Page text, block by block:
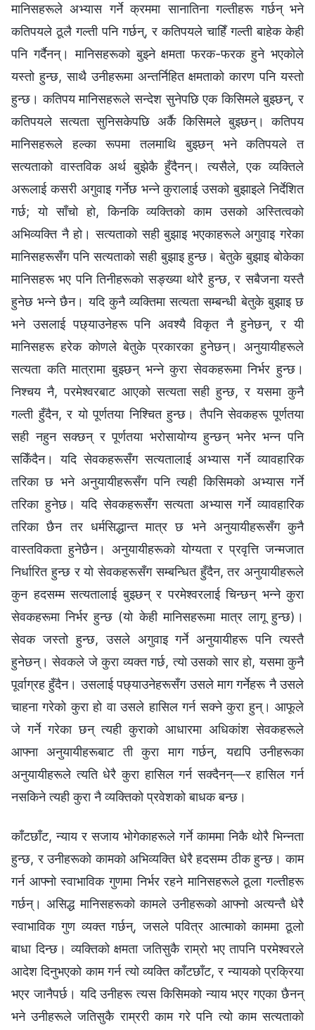
मानिसहरूले अभ्यास गर्ने क्रममा सानातिना गल्तीहरू गर्छन् भने
कतिपयले ठूलै गल्ती पनि गर्छन्, र कतिपयले चाहिँ गल्ती बाहेक केही
पनि गर्दैनन्। मानिसहरूको बुझ्‍ने क्षमता फरक-फरक हुने भएकोले
यस्तो हुन्छ, साथै उनीहरूमा अन्तर्निहित क्षमताको कारण पनि यस्तो
हुन्छ। कतिपय मानिसहरूले सन्देश सुनेपछि एक किसिमले बुझ्छन्, र
कतिपयले सत्यता सुनिसकेपछि अर्कै किसिमले बुझ्छन्। कतिपय
मानिसहरूले हल्का रूपमा तलमाथि बुझ्छन् भने कतिपयले त
सत्यताको वास्तविक अर्थ बुझेकै हुँदैनन्। त्यसैले, एक व्यक्तिले
अरूलाई कसरी अगुवाइ गर्नेछ भन्‍ने कुरालाई उसको बुझाइले निर्देशित
गर्छ; यो साँचो हो, किनकि व्यक्तिको काम उसको अस्तित्वको
अभिव्यक्ति नै हो। सत्यताको सही बुझाइ भएकाहरूले अगुवाइ गरेका
मानिसहरूसँग पनि सत्यताको सही बुझाइ हुन्छ। बेतुके बुझाइ बोकेका
मानिसहरू भए पनि तिनीहरूको सङ्ख्या थोरै हुन्छ, र सबैजना यस्तै
हुनेछ भन्‍ने छैन। यदि कुनै व्यक्तिमा सत्यता सम्‍बन्धी बेतुके बुझाइ छ
भने उसलाई पछ्याउनेहरू पनि अवश्यै विकृत नै हुनेछन्, र यी
मानिसहरू हरेक कोणले बेतुके प्रकारका हुनेछन्। अनुयायीहरूले
सत्यता कति मात्रामा बुझ्छन् भन्‍ने कुरा सेवकहरूमा निर्भर हुन्छ।
निश्‍चय नै, परमेश्‍वरबाट आएको सत्यता सही हुन्छ, र यसमा कुनै
गल्ती हुँदैन, र यो पूर्णतया निश्‍चित हुन्छ। तैपनि सेवकहरू पूर्णतया
सही नहुन सक्छन् र पूर्णतया भरोसायोग्य हुन्छन् भनेर भन्‍न पनि
सकिँदैन। यदि सेवकहरूसँग सत्यतालाई अभ्यास गर्ने व्यावहारिक
तरिका छ भने अनुयायीहरूसँग पनि त्यही किसिमको अभ्यास गर्ने
तरिका हुनेछ। यदि सेवकहरूसँग सत्यता अभ्यास गर्ने व्यावहारिक
तरिका छैन तर धर्मसिद्धान्त मात्र छ भने अनुयायीहरूसँग कुनै
वास्तविकता हुनेछैन। अनुयायीहरूको योग्यता र प्रवृत्ति जन्मजात
निर्धारित हुन्छ र यो सेवकहरूसँग सम्बन्धित हुँदैन, तर अनुयायीहरूले
कुन हदसम्म सत्यतालाई बुझ्छन् र परमेश्‍वरलाई चिन्छन् भन्‍ने कुरा
सेवकहरूमा निर्भर हुन्छ (यो केही मानिसहरूमा मात्र लागू हुन्छ)।
सेवक जस्तो हुन्छ, उसले अगुवाइ गर्ने अनुयायीहरू पनि त्यस्तै
हुनेछन्। सेवकले जे कुरा व्यक्त गर्छ, त्यो उसको सार हो, यसमा कुनै
पूर्वाग्रह हुँदैन। उसलाई पछ्याउनेहरूसँग उसले माग गर्नेहरू नै उसले
चाहना गरेको कुरा हो वा उसले हासिल गर्न सक्‍ने कुरा हुन्। आफूले
जे गर्ने गरेका छन् त्यही कुराको आधारमा अधिकांश सेवकहरूले
आफ्ना अनुयायीहरूबाट ती कुरा माग गर्छन्, यद्यपि उनीहरूका
अनुयायीहरूले त्यति धेरै कुरा हासिल गर्न सक्दैनन्—र हासिल गर्न
नसकिने त्यही कुरा नै व्यक्तिको प्रवेशको बाधक बन्छ।
काँटछाँट, न्याय र सजाय भोगेकाहरूले गर्ने काममा निकै थोरै भिन्‍नता
हुन्छ, र उनीहरूको कामको अभिव्यक्ति धेरै हदसम्म ठीक हुन्छ। काम
गर्न आफ्नो स्वाभाविक गुणमा निर्भर रहने मानिसहरूले ठूला गल्तीहरू
गर्छन्। असिद्ध मानिसहरूको कामले उनीहरूको आफ्नो अत्यन्तै धेरै
स्वाभाविक गुण व्यक्त गर्छन्, जसले पवित्र आत्माको काममा ठूलो
बाधा दिन्छ। व्यक्तिको क्षमता जतिसुकै राम्रो भए तापनि परमेश्‍वरले
आदेश दिनुभएको काम गर्न त्यो व्यक्ति काँटछाँट, र न्यायको प्रक्रिया
भएर जानैपर्छ। यदि उनीहरू त्यस किसिमको न्याय भएर गएका छैनन्
भने उनीहरूले जतिसुकै राम्ररी काम गरे पनि त्यो काम सत्यताको